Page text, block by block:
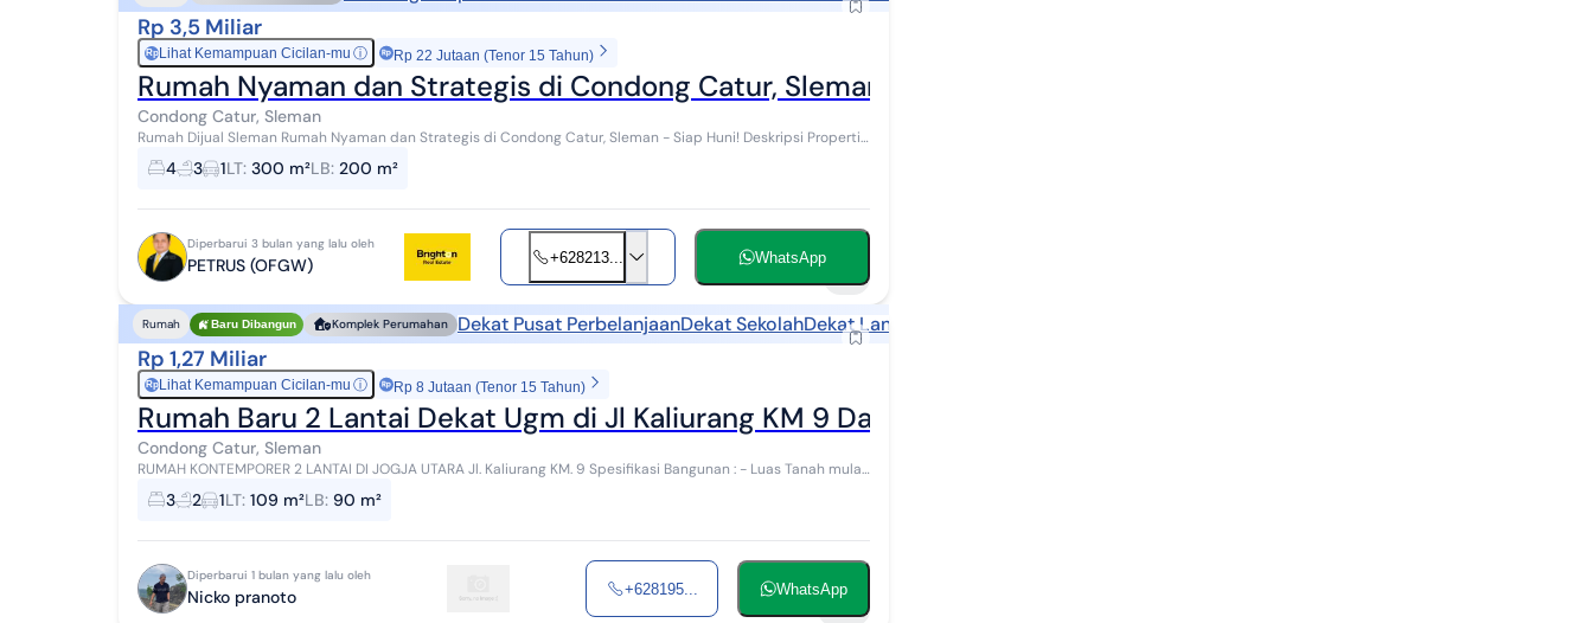
Rp 3,5 Miliar
RpLihat Kemampuan Cicilan-mu ⓘ Rp 22 Jutaan (Tenor 15 Tahun)
Rumah Nyaman dan Strategis di Condong Catur, Sleman - Siap Huni!
Condong Catur, Sleman
Rumah Dijual Sleman Rumah Nyaman dan Strategis di Condong Catur, Sleman - Siap Huni! Deskripsi Properti
4 3 1LT: 300 m²LB: 200 m²
Diperbarui 3 bulan yang lalu oleh
PETRUS (OFGW) +628213... WhatsApp
Rumah Baru Dibangun Komplek Perumahan Dekat Pusat PerbelanjaanDekat SekolahDekat Landmark
Rp 1,27 Miliar
RpLihat Kemampuan Cicilan-mu ⓘ Rp 8 Jutaan (Tenor 15 Tahun)
Rumah Baru 2 Lantai Dekat Ugm di Jl Kaliurang KM 9 Dalam Kompleks
Condong Catur, Sleman
RUMAH KONTEMPORER 2 LANTAI DI JOGJA UTARA Jl. Kaliurang KM. 9 Spesifikasi Bangunan : - Luas Tanah mulai
117m2 - Lebar Depan 8m - SHM Pekarangan pe...
3 2 1LT: 109 m²LB: 90 m²
Diperbarui 1 bulan yang lalu oleh
Nicko pranoto +628195... WhatsApp